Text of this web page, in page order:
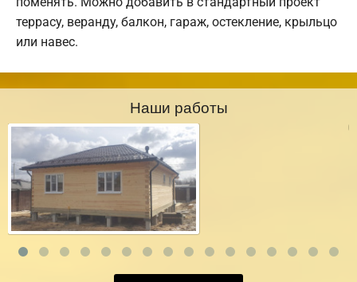
террасу, веранду, балкон, гараж, остекление, крыльцо
или навес.
Наши работы